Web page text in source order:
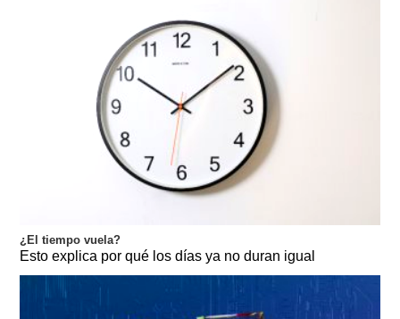
¿El tiempo vuela?
Esto explica por qué los días ya no duran igual